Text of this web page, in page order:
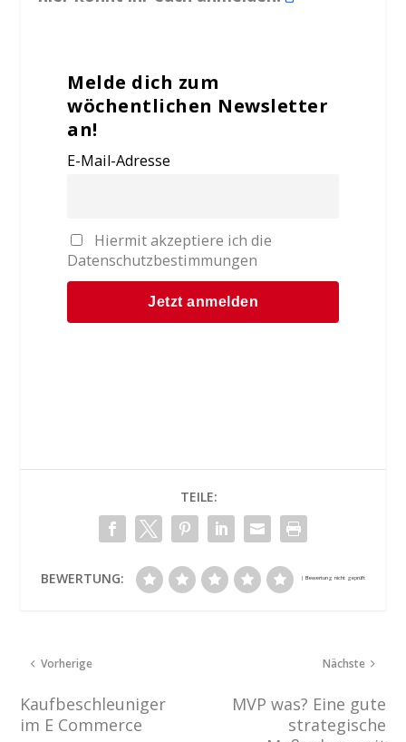
Melde dich zum
wöchentlichen Newsletter
an!
E-Mail-Adresse
Hiermit akzeptiere ich die
Datenschutzbestimmungen
TEILE:
BEWERTUNG:
Vorherige
Kaufbeschleuniger
im E Commerce
Nächste
MVP was? Eine gute
strategische